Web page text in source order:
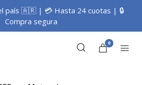
país 🇦🇷 | 💳 Hasta 24 cuotas | 🔒
Compra segura
0